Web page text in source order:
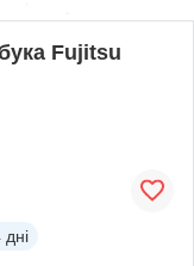
Fujitsu
дні